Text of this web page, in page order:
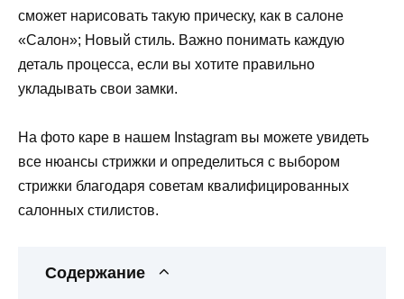
сможет нарисовать такую ​​прическу, как в салоне
«Салон»; Новый стиль. Важно понимать каждую
деталь процесса, если вы хотите правильно
укладывать свои замки.
На фото каре в нашем Instagram вы можете увидеть
все нюансы стрижки и определиться с выбором
стрижки благодаря советам квалифицированных
салонных стилистов.
Содержание